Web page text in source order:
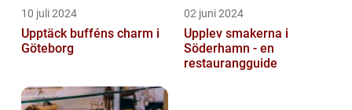
10 juli 2024
Upptäck bufféns charm i
Göteborg
02 juni 2024
Upplev smakerna i
Söderhamn - en
restaurangguide